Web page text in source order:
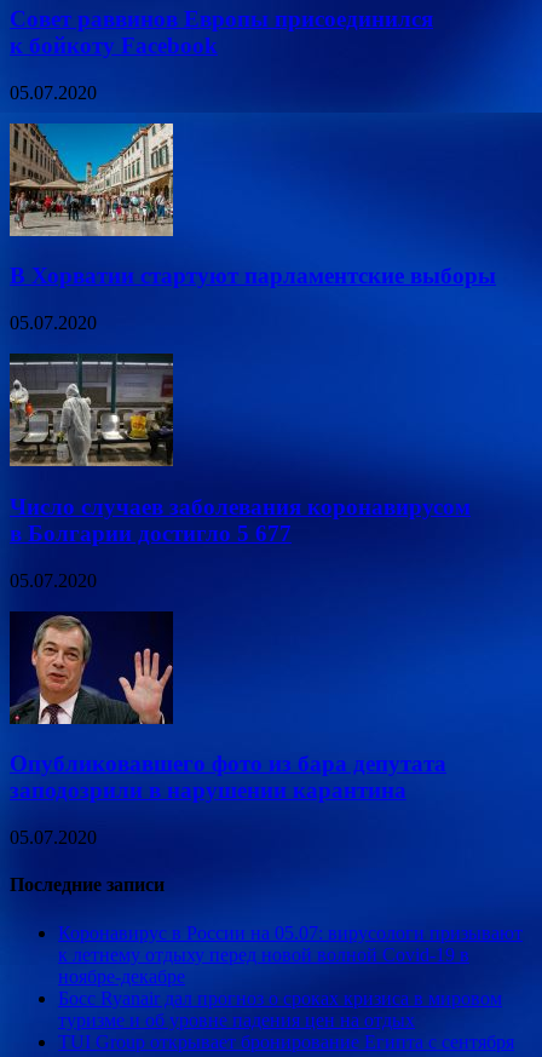
Совет раввинов Европы присоединился
к бойкоту Facebook
05.07.2020
В Хорватии стартуют парламентские выборы
05.07.2020
Число случаев заболевания коронавирусом
в Болгарии достигло 5 677
05.07.2020
Опубликовавшего фото из бара депутата
заподозрили в нарушении карантина
05.07.2020
Последние записи
Коронавирус в России на 05.07: вирусологи призывают
к летнему отдыху перед новой волной Covid-19 в
ноябре-декабре
Босс Ryanair дал прогноз о сроках кризиса в мировом
туризме и об уровне падения цен на отдых
TUI Group открывает бронирование Египта с сентября